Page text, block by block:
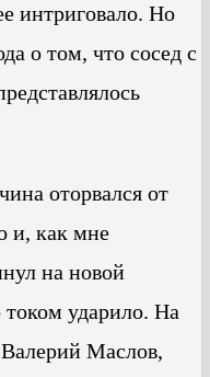
интриговало. Но
о том, что сосед с
оторвался от
и, как мне
на новой
током ударило. На
Маслов,